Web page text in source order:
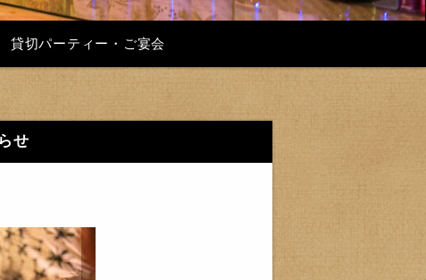
貸切パーティー・ご宴会
せ